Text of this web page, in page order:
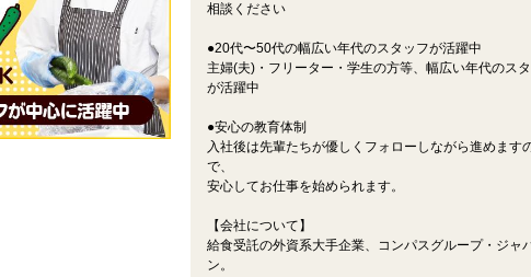
相談ください
●20代〜50代の幅広い年代のスタッフが活躍中
主婦(夫)・フリーター・学生の方等、幅広い年代のス
が活躍中
●安心の教育体制
入社後は先輩たちが優しくフォローしながら進めます
で、
安心してお仕事を始められます。
【会社について】
給食受託の外資系大手企業、コンパスグループ・ジャ
ン。